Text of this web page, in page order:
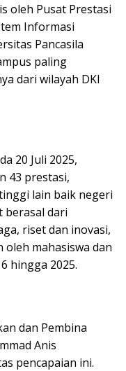
oleh Pusat Prestasi
Informasi
Pancasila
paling
dari wilayah DKI
20 Juli 2025,
43 prestasi,
lain baik negeri
berasal dari
riset dan inovasi,
oleh mahasiswa dan
hingga 2025.
dan Pembina
Anis
pencapaian ini.